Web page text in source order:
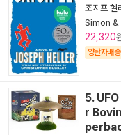
조지프 헬
Simon
22,320
양탄자배송
5.
r